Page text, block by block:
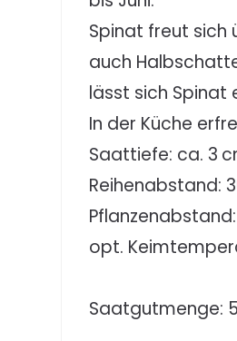
Spinat freut sich
auch
lässt sich Spinat
In der Küche
Saattiefe: ca. 3
Reihenabstand:
opt.
Saatgutmenge: